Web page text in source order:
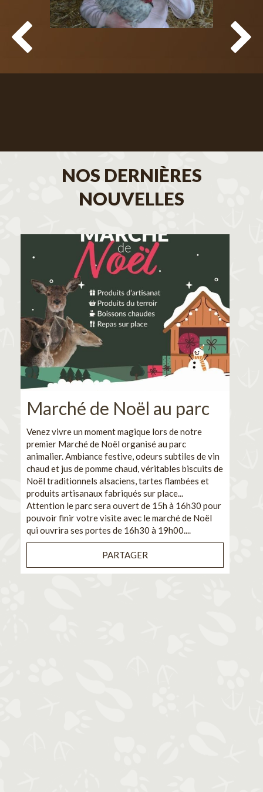
NOS DERNIÈRES
NOUVELLES
Marché de Noël au parc
Venez vivre un moment magique lors de notre
premier Marché de Noël organisé au parc
animalier. Ambiance festive, odeurs subtiles de vin
chaud et jus de pomme chaud, véritables biscuits de
Noël traditionnels alsaciens, tartes flambées et
produits artisanaux fabriqués sur place...
Attention le parc sera ouvert de 15h à 16h30 pour
pouvoir finir votre visite avec le marché de Noël
qui ouvrira ses portes de 16h30 à 19h00....
PARTAGER